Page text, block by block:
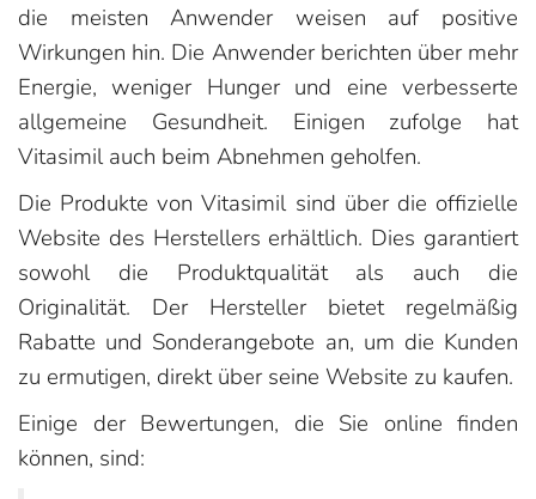
die meisten Anwender weisen auf positive
Wirkungen hin. Die Anwender berichten über mehr
Energie, weniger Hunger und eine verbesserte
allgemeine Gesundheit. Einigen zufolge hat
Vitasimil auch beim Abnehmen geholfen.
Die Produkte von Vitasimil sind über die offizielle
Website des Herstellers erhältlich. Dies garantiert
sowohl die Produktqualität als auch die
Originalität. Der Hersteller bietet regelmäßig
Rabatte und Sonderangebote an, um die Kunden
zu ermutigen, direkt über seine Website zu kaufen.
Einige der Bewertungen, die Sie online finden
können, sind: